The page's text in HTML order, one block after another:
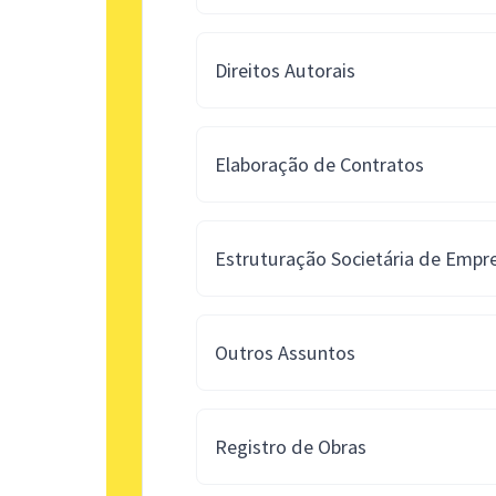
Direitos Autorais
Elaboração de Contratos
Estruturação Societária de
Outros Assuntos
Registro de Obras